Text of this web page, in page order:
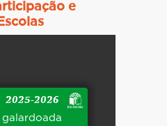
e
2025-2026
galardoada